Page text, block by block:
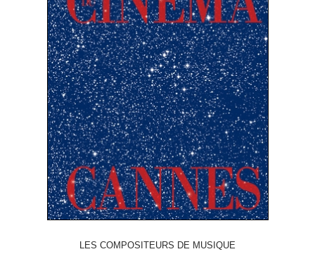
LES COMPOSITEURS DE MUSIQUE